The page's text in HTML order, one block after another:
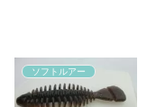
ソフトルアー